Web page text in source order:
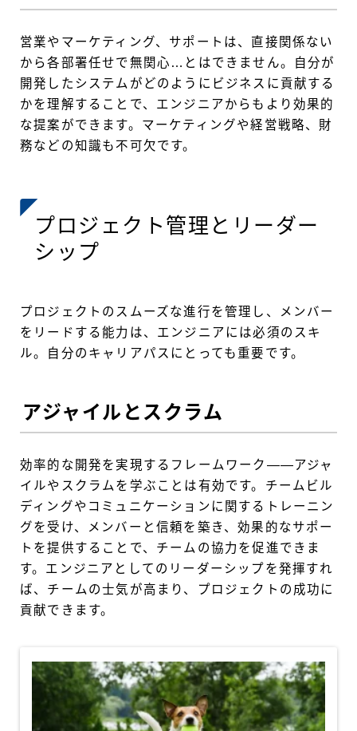
営業やマーケティング、サポートは、直接関係ない
から各部署任せで無関心…とはできません。自分が
開発したシステムがどのようにビジネスに貢献する
かを理解することで、エンジニアからもより効果的
な提案ができます。マーケティングや経営戦略、財
務などの知識も不可欠です。
プロジェクト管理とリーダー
シップ
プロジェクトのスムーズな進行を管理し、メンバー
をリードする能力は、エンジニアには必須のスキ
ル。自分のキャリアパスにとっても重要です。
アジャイルとスクラム
効率的な開発を実現するフレームワーク——アジャ
イルやスクラムを学ぶことは有効です。チームビル
ディングやコミュニケーションに関するトレーニン
グを受け、メンバーと信頼を築き、効果的なサポー
トを提供することで、チームの協力を促進できま
す。エンジニアとしてのリーダーシップを発揮すれ
ば、チームの士気が高まり、プロジェクトの成功に
貢献できます。